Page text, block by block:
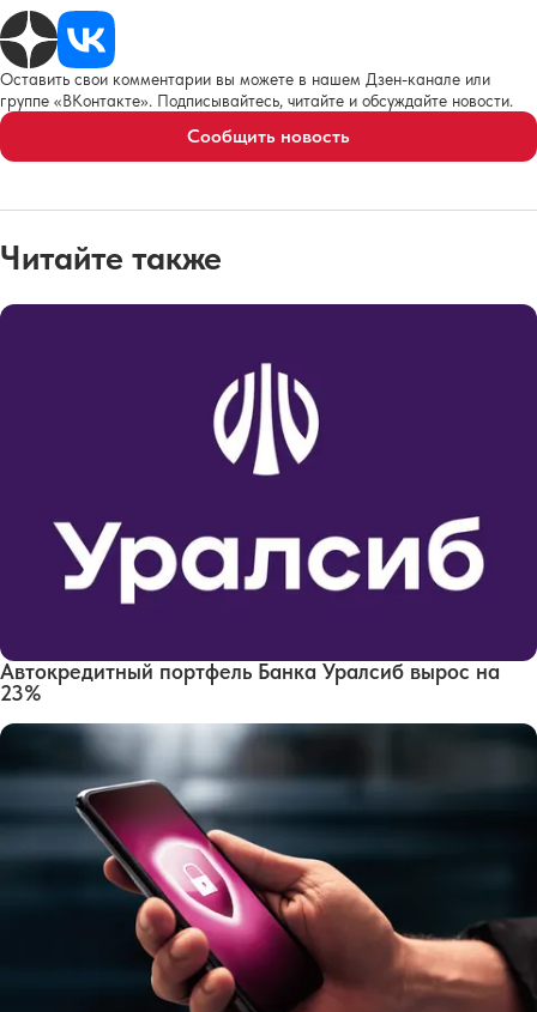
Оставить свои комментарии вы можете в нашем Дзен-канале или
группе «ВКонтакте». Подписывайтесь, читайте и обсуждайте новости.
Сообщить новость
Читайте также
Автокредитный портфель Банка Уралсиб вырос на
23%